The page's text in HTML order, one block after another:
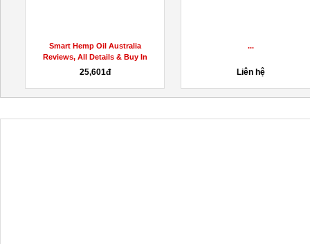
Smart Hemp Oil Australia
Reviews, All Details & Buy In
AU,...
25,601đ
...
Liên hệ